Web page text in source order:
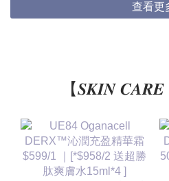
查看更
【𝑺𝑲𝑰𝑵